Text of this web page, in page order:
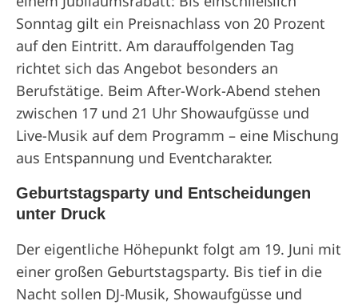
Sonntag gilt ein Preisnachlass von 20 Prozent
auf den Eintritt. Am darauffolgenden Tag
richtet sich das Angebot besonders an
Berufstätige. Beim After-Work-Abend stehen
zwischen 17 und 21 Uhr Showaufgüsse und
Live-Musik auf dem Programm – eine Mischung
aus Entspannung und Eventcharakter.
Geburtstagsparty und Entscheidungen
unter Druck
Der eigentliche Höhepunkt folgt am 19. Juni mit
einer großen Geburtstagsparty. Bis tief in die
Nacht sollen DJ-Musik, Showaufgüsse und